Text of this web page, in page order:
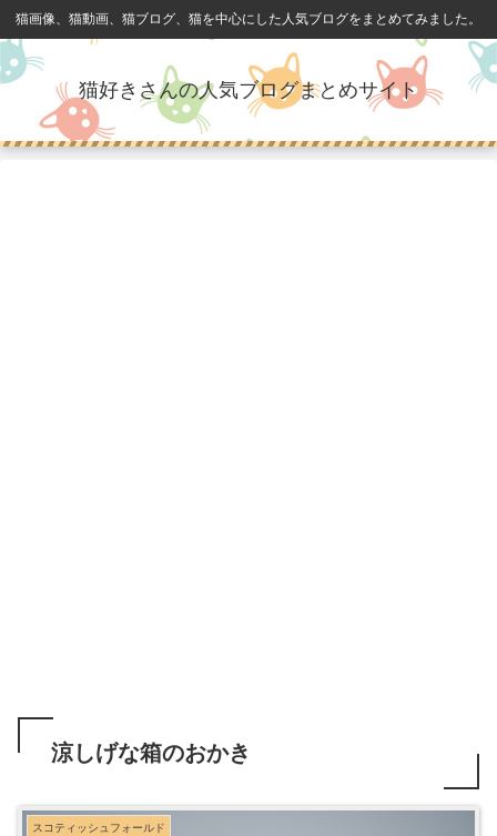
猫画像、猫動画、猫ブログ、猫を中心にした人気ブログをまとめてみました。
猫好きさんの人気ブログまとめサイト
涼しげな箱のおかき
スコティッシュフォールド